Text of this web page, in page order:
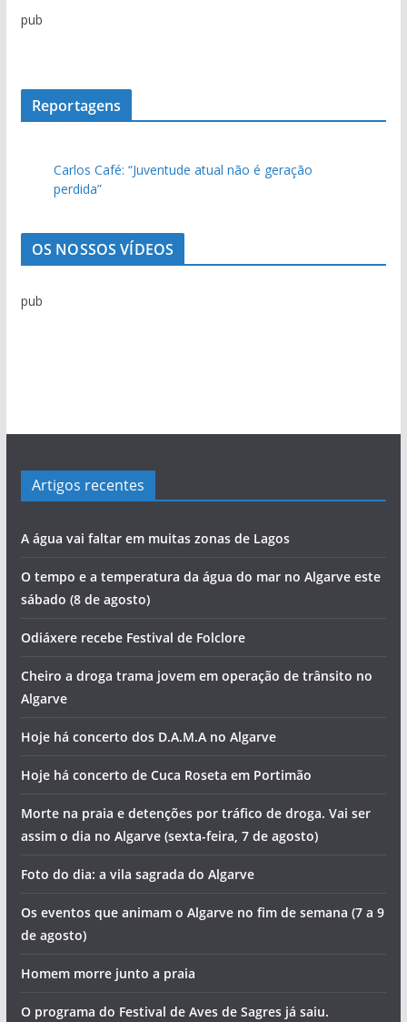
q
d
c
a
pub
Reportagens
Carlos Café: “Juventude atual não é geração
perdida”
OS NOSSOS VÍDEOS
pub
Artigos recentes
A água vai faltar em muitas zonas de Lagos
O tempo e a temperatura da água do mar no Algarve este
sábado (8 de agosto)
Odiáxere recebe Festival de Folclore
Cheiro a droga trama jovem em operação de trânsito no
Algarve
Hoje há concerto dos D.A.M.A no Algarve
Hoje há concerto de Cuca Roseta em Portimão
Morte na praia e detenções por tráfico de droga. Vai ser
assim o dia no Algarve (sexta-feira, 7 de agosto)
Foto do dia: a vila sagrada do Algarve
Os eventos que animam o Algarve no fim de semana (7 a 9
de agosto)
Homem morre junto a praia
O programa do Festival de Aves de Sagres já saiu.